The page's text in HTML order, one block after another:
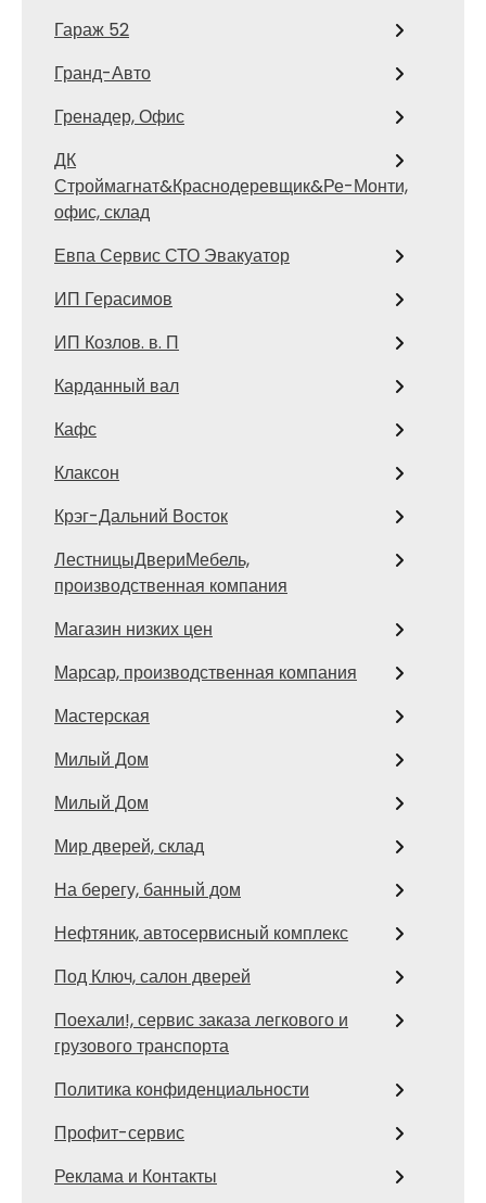
Гараж 52
Гранд-Авто
Гренадер, Офис
ДК
Строймагнат&Краснодеревщик&Ре-Монти,
офис, склад
Евпа Сервис СТО Эвакуатор
ИП Герасимов
ИП Козлов. в. П
Карданный вал
Кафс
Клаксон
Крэг-Дальний Восток
ЛестницыДвериМебель,
производственная компания
Магазин низких цен
Марсар, производственная компания
Мастерская
Милый Дом
Милый Дом
Мир дверей, склад
На берегу, банный дом
Нефтяник, автосервисный комплекс
Под Ключ, салон дверей
Поехали!, сервис заказа легкового и
грузового транспорта
Политика конфиденциальности
Профит-сервис
Реклама и Контакты